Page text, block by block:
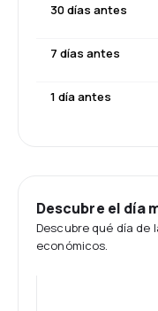
30 días antes
7 días antes
1 día antes
Descubre el día
Descubre qué día de
económicos.